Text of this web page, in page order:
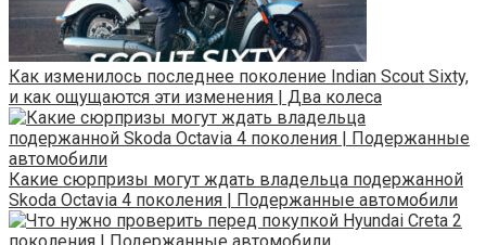
Как изменилось последнее поколение Indian Scout Sixty,
и как ощущаются эти изменения | Два колеса
Какие сюрпризы могут ждать владельца подержанной
Skoda Octavia 4 поколения | Подержанные автомобили